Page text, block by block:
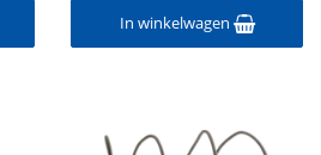
In winkelwagen